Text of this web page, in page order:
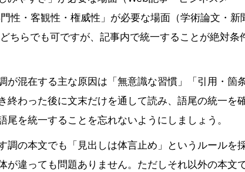
性・客観性・権威性」が必要な場面（学術論文・新
ちらでも可ですが、記事内で統一することが絶対条
が混在する主な原因は「無意識な習慣」「引用・箇
わった後に文末だけを通して読み、語尾の統一を
を統一することを忘れないようにしましょう。
調の本文でも「見出しは体言止め」というルールを
が違っても問題ありません。ただしそれ以外の本文